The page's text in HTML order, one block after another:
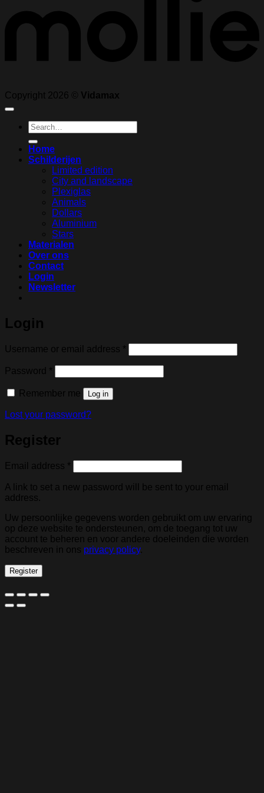
Copyright 2026 © Vidamax
Search
for:
Home
Schilderijen
Limited edition
City and landscape
Plexiglas
Animals
Dollars
Aluminium
Stars
Materialen
Over ons
Contact
Login
Newsletter
Login
Username or email address *
Password *
Remember me Log in
Lost your password?
Register
Email address *
A link to set a new password will be sent to your email
address.
Uw persoonlijke gegevens worden gebruikt om uw ervaring
op deze website te ondersteunen, om de toegang tot uw
account te beheren en voor andere doeleinden die worden
beschreven in ons privacy policy.
Register